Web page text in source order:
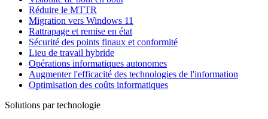
Réduire le MTTR
Migration vers Windows 11
Rattrapage et remise en état
Sécurité des points finaux et conformité
Lieu de travail hybride
Opérations informatiques autonomes
Augmenter l'efficacité des technologies de l'information
Optimisation des coûts informatiques
Solutions par technologie